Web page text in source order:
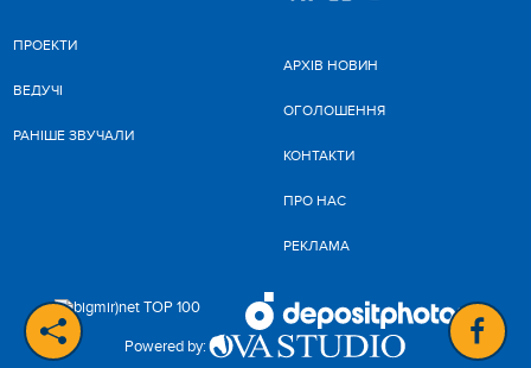
ПРОЕКТИ
ВЕДУЧІ
РАНІШЕ ЗВУЧАЛИ
АРХІВ НОВИН
ОГОЛОШЕННЯ
КОНТАКТИ
ПРО НАС
РЕКЛАМА
Powered by: